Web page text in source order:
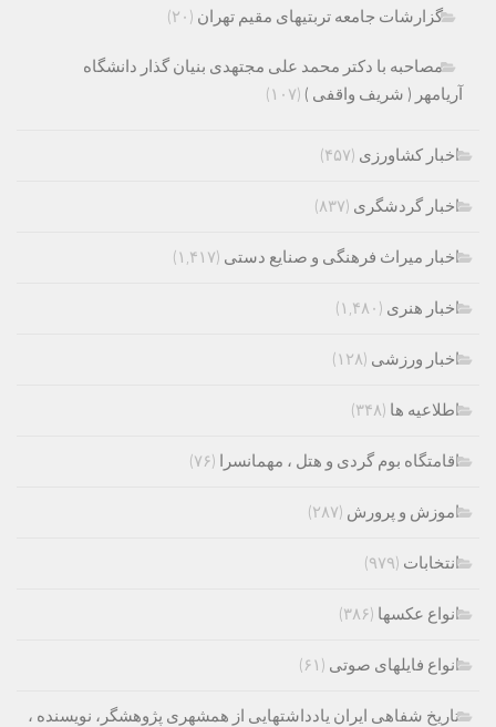
گزارشات جامعه تربتیهای مقیم تهران (۲۰)
مصاحبه با دکتر محمد علی مجتهدی بنیان گذار دانشگاه
آریامهر ( شریف واقفی ) (۱۰۷)
اخبار کشاورزی (۴۵۷)
اخبار گردشگری (۸۳۷)
اخبار میراث فرهنگی و صنایع دستی (۱,۴۱۷)
اخبار هنری (۱,۴۸۰)
اخبار ورزشی (۱۲۸)
اطلاعیه ها (۳۴۸)
اقامتگاه بوم گردی و هتل ، مهمانسرا (۷۶)
اموزش و پرورش (۲۸۷)
انتخابات (۹۷۹)
انواع عکسها (۳۸۶)
انواع فایلهای صوتی (۶۱)
تاریخ شفاهی ایران یادداشتهایی از همشهری پژوهشگر، نویسنده ،